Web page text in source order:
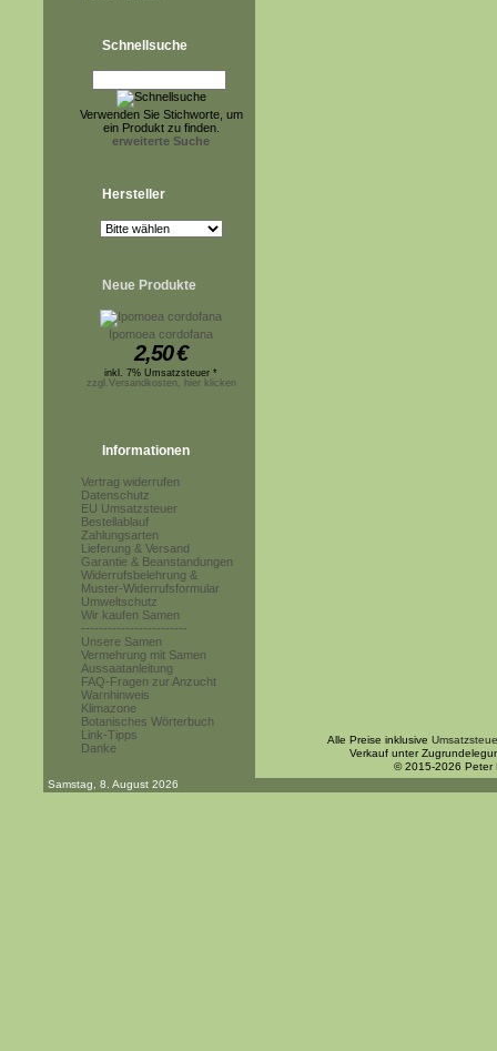
Schnellsuche
Verwenden Sie Stichworte, um
ein Produkt zu finden.
erweiterte Suche
Hersteller
Neue Produkte
Ipomoea cordofana
2,50€
inkl. 7% Umsatzsteuer *
zzgl.Versandkosten, hier klicken
Informationen
Vertrag widerrufen
Datenschutz
EU Umsatzsteuer
Bestellablauf
Zahlungsarten
Lieferung & Versand
Garantie & Beanstandungen
Widerrufsbelehrung &
Muster-Widerrufsformular
Umweltschutz
Wir kaufen Samen
------------------------
Unsere Samen
Vermehrung mit Samen
Aussaatanleitung
FAQ-Fragen zur Anzucht
Warnhinweis
Klimazone
Botanisches Wörterbuch
Link-Tipps
Danke
Alle Preise inklusive
Verkauf unter
© 2015-2026 Peter
Samstag, 8. August 2026